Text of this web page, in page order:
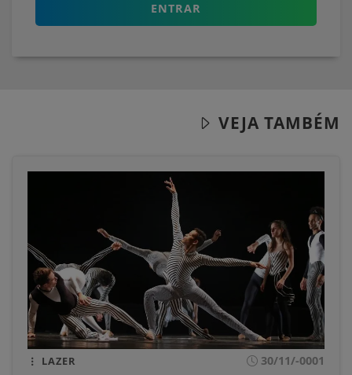
ENTRAR
VEJA TAMBÉM
LAZER 30/11/-0001